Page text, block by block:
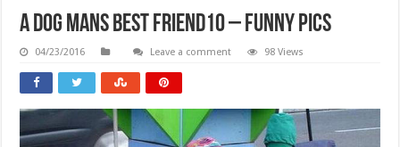
A Dog Mans Best Friend10 – Funny Pics
04/23/2016 Leave a comment 98 Views